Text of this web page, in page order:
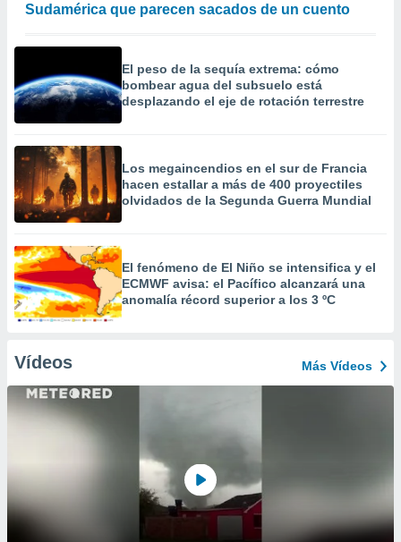
Sudamérica que parecen sacados de un cuento
El peso de la sequía extrema: cómo
bombear agua del subsuelo está
desplazando el eje de rotación terrestre
Los megaincendios en el sur de Francia
hacen estallar a más de 400 proyectiles
olvidados de la Segunda Guerra Mundial
El fenómeno de El Niño se intensifica y el
ECMWF avisa: el Pacífico alcanzará una
anomalía récord superior a los 3 ºC
Vídeos Más Vídeos